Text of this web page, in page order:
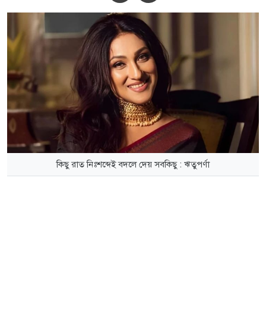
কিছু রাত নিঃশব্দেই বদলে দেয় সবকিছু : ঋতুপর্ণা